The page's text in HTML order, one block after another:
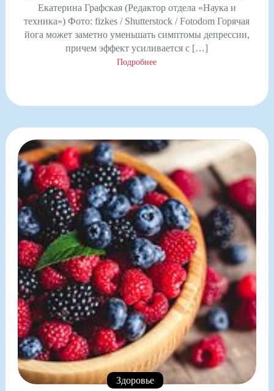
Екатерина Графская (Редактор отдела «Наука и
техника») Фото: fizkes / Shutterstock / Fotodom Горячая
йога может заметно уменьшать симптомы депрессии,
причем эффект усиливается с […]
Подробнее
Здоровье